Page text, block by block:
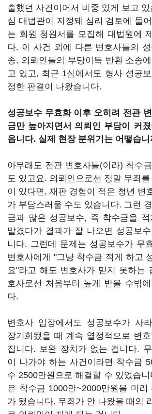
출했던 사건이어서 비중 있게 보고
심 대법관이 지정돼 심리 검토에 들
는 회원 청원서를 모집해 대법원에
다. 이 사건 외에 다른 변호사들의
송, 의뢰인들의 부당이득 반환 소송
고 있고, 최근 1심에서도 형사 성공
정한 판결이 나왔습니다.
성공보수 무효화 이후 오히려 전관
금만 높아지면서 의뢰인 부담이 커
옵니다. 실제 현장 분위기는 어떻습니
아무래도 전관 변호사들(이라) 착수
도 있고요. 의뢰인으로선 정말 무죄
이 있다면, 재판 경험이 적은 청년 변
가 부담스러울 수도 있습니다. 그런
금과 많은 성공보수, 즉 착수금을
맡겼다가 결과가 잘 나오면 성공보
니다. 그런데 문제는 성공보수가 무
변호사에게 "그냥 착수금 적게 하고
요"라고 해도 변호사가 믿지 못하는
호사로선 처음부터 높게 받을 수밖
다.
변호사 입장에서도 성공보수가 사
장기화됐을 때 계속 열정적으로 변
집니다. 보완 장치가 없는 겁니다.
이 나가야 하는 사건이라면 착수금
수 2500만원으로 해결할 수 있었습
은 착수금 1000만~2000만원을 미리
가 됐습니다. 무죄가 안 나왔을 때의